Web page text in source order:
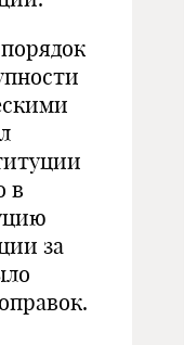
в
за